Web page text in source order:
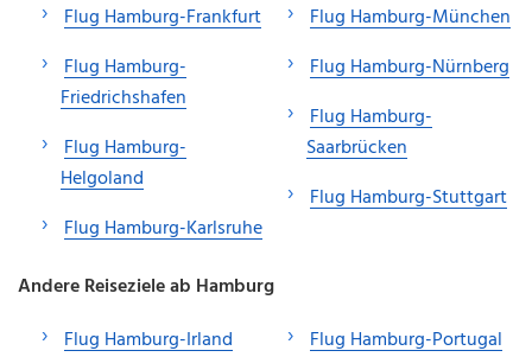
Flug Hamburg-Frankfurt
Flug Hamburg-
Friedrichshafen
Flug Hamburg-
Helgoland
Flug Hamburg-Karlsruhe
Flug Hamburg-München
Flug Hamburg-Nürnberg
Flug Hamburg-
Saarbrücken
Flug Hamburg-Stuttgart
Andere Reiseziele ab Hamburg
Flug Hamburg-Irland
Flug Hamburg-Portugal